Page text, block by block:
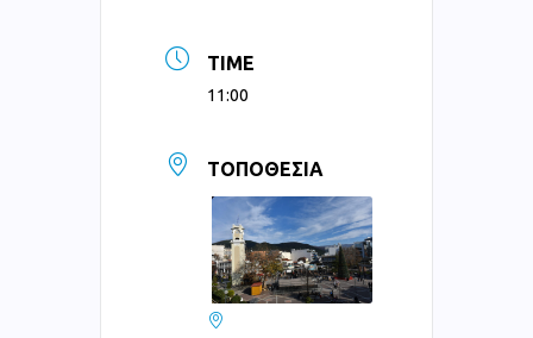
TIME
11:00
ΤΟΠΟΘΕΣΊΑ